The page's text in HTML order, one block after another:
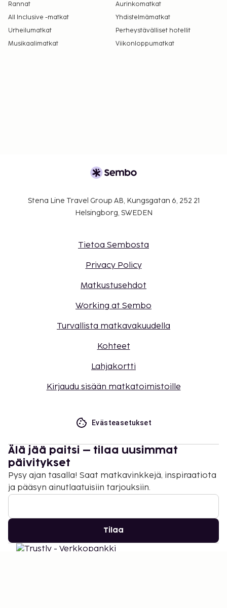
Rannat
Aurinkomatkat
All Inclusive -matkat
Yhdistelmämatkat
Urheilumatkat
Perheystävälliset hotellit
Musikaalimatkat
Viikonloppumatkat
Stena Line Travel Group AB, Kungsgatan 6, 252 21
Helsingborg, SWEDEN
Tietoa Sembosta
Privacy Policy
Matkustusehdot
Working at Sembo
Turvallista matkavakuudella
Kohteet
Lahjakortti
Kirjaudu sisään matkatoimistoille
Evästeasetukset
Älä jää paitsi – tilaa uusimmat
päivitykset
Pysy ajan tasalla! Saat matkavinkkejä, inspiraatiota
ja pääsyn ainutlaatuisiin tarjouksiin.
Tilaa